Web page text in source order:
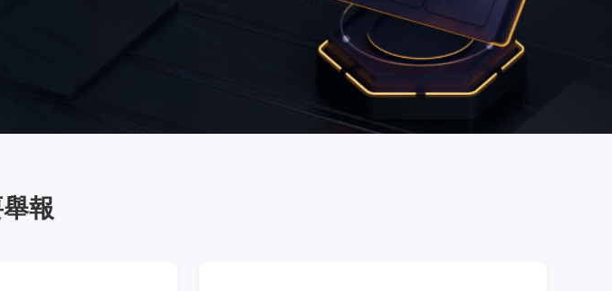
報